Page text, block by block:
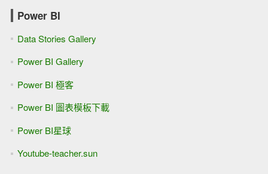
Power BI
Data Stories Gallery
Power BI Gallery
Power BI 極客
Power BI 圖表模板下載
Power BI星球
Youtube-teacher.sun